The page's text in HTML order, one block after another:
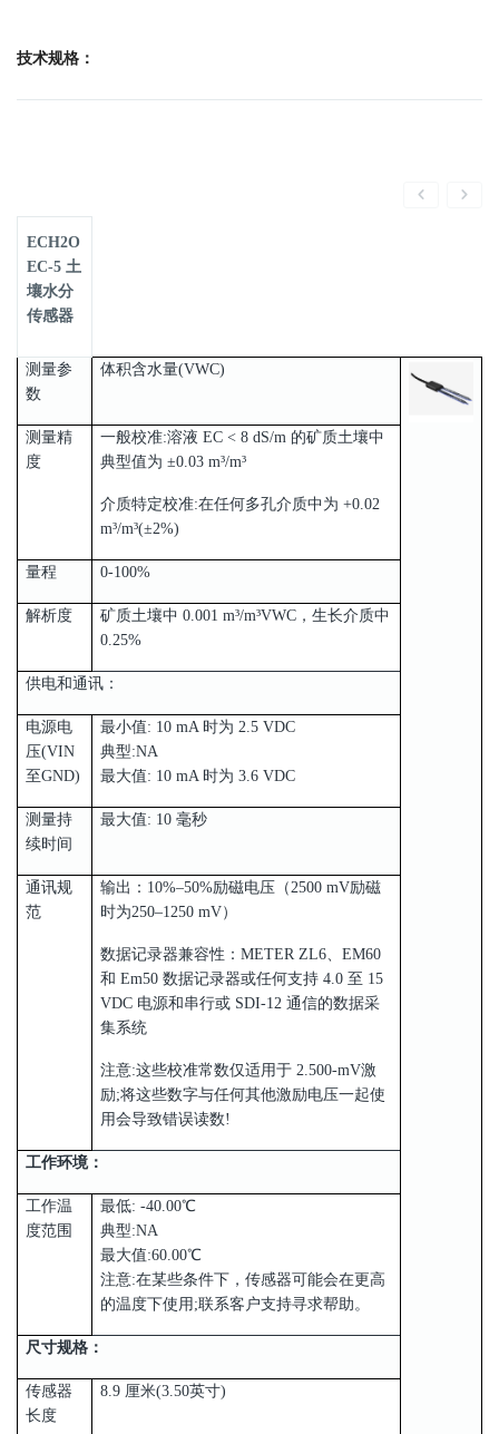
技术规格：
ECH2O
EC-5 土
壤水分
传感器
测量参
数
体积含水量(VWC)
测量精
度
一般校准:溶液 EC < 8 dS/m 的矿质土壤中
典型值为 ±0.03 m³/m³
介质特定校准:在任何多孔介质中为 +0.02
m³/m³(±2%)
量程 0-100%
解析度
矿质土壤中 0.001 m³/m³VWC，生长介质中
0.25%
供电和通讯：
电源电
压(VIN
至GND)
最小值: 10 mA 时为 2.5 VDC
典型:NA
最大值: 10 mA 时为 3.6 VDC
测量持
续时间
最大值: 10 毫秒
通讯规
范
输出：10%–50%励磁电压（2500 mV励磁
时为250–1250 mV）
数据记录器兼容性：METER ZL6、EM60
和 Em50 数据记录器或任何支持 4.0 至 15
VDC 电源和串行或 SDI-12 通信的数据采
集系统
注意:这些校准常数仅适用于 2.500-mV激
励;将这些数字与任何其他激励电压一起使
用会导致错误读数!
工作环境：
工作温
度范围
最低: -40.00℃
典型:NA
最大值:60.00℃
注意:在某些条件下，传感器可能会在更高
的温度下使用;联系客户支持寻求帮助。
尺寸规格：
传感器
长度
8.9 厘米(3.50英寸)